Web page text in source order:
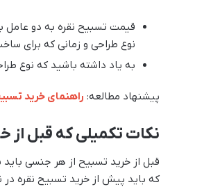
قیمت تسبیح نقره به دو عامل
نوع طراحی و زمانی که برای
به یاد داشته باشید که نوع
پیشنهاد مطالعه: راهنمای خرید
نکات تکمیلی که قبل از
قبل از خرید تسبیح از هر جنسی باید
که باید پیش از خرید تسبیح نقره در